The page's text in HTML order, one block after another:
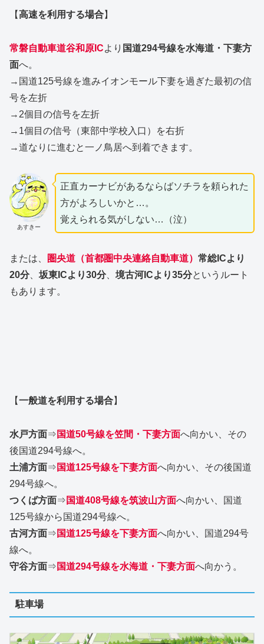
【高速を利用する場合】
常磐自動車道谷和原ICより 国道294号線を水海道・下妻方
面へ。
→国道125号線を進みイオンモール下妻を過ぎた最初の信
号を左折
→2個目の信号を左折
→1個目の信号（東部中学校入口）を右折
→道なりに進むと一ノ鳥居へ到着できます。
あすきー
正直カーナビがあるならばソチラを頼られた
方がよろしいかと…。
覚えられる気がしない…（泣）
または、 圏央道（首都圏中央連絡自動車道） 常総ICより
20分、 坂東ICより30分、 境古河ICより35分というルート
もあります。
【一般道を利用する場合】
水戸方面⇒ 国道50号線を笠間・下妻方面へ向かい、その
後国道294号線へ。
土浦方面⇒ 国道125号線を下妻方面へ向かい、その後国道
294号線へ。
つくば方面⇒ 国道408号線を筑波山方面へ向かい、国道
125号線から国道294号線へ。
古河方面⇒ 国道125号線を下妻方面へ向かい、国道294号
線へ。
守谷方面⇒ 国道294号線を水海道・下妻方面へ向かう。
駐車場